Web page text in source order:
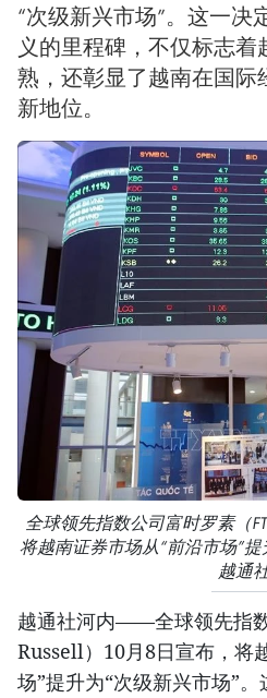
“次级新兴市场”。这一决
义的里程碑，不仅标志
熟，还彰显了越南在国际
新地位。
全球领先指数公司富时罗素（
将越南证券市场从“前沿市场”
越通
越通社河内——全球领先指
Russell）10月8日宣布，将
场”提升为“次级新兴市场”